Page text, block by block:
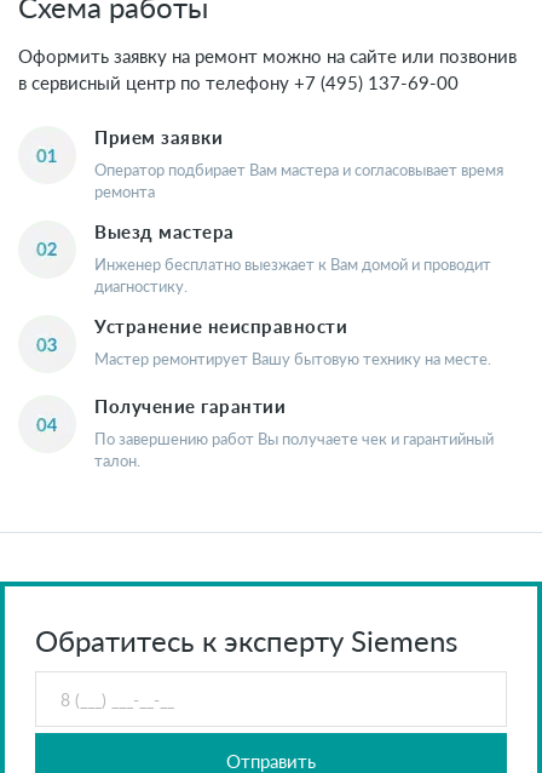
Оформить заявку на ремонт можно на сайте или позвонив
в сервисный центр по телефону +7 (495) 137-69-00
Прием заявки
Оператор подбирает Вам мастера и согласовывает время
ремонта
Выезд мастера
Инженер бесплатно выезжает к Вам домой и проводит
диагностику.
Устранение неисправности
Мастер ремонтирует Вашу бытовую технику на месте.
Получение гарантии
По завершению работ Вы получаете чек и гарантийный
талон.
Обратитесь к эксперту Siemens
Отправить